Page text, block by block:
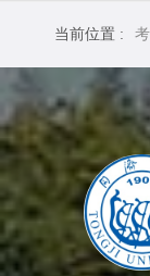
当前位置 :